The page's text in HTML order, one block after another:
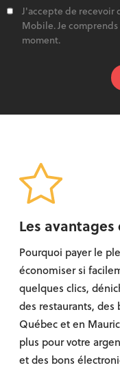
J'accepte de recevoir
Mobile. Je
moment.
Les
Pourquoi payer le
économiser si
quelques clics,
des restaurants, des
Québec et en
plus pour votre
et des bons